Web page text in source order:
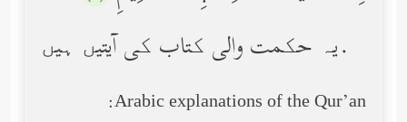
یہ حکمت والی کتاب کی آیتیں ہیں.
Arabic explanations of the Qur’an: